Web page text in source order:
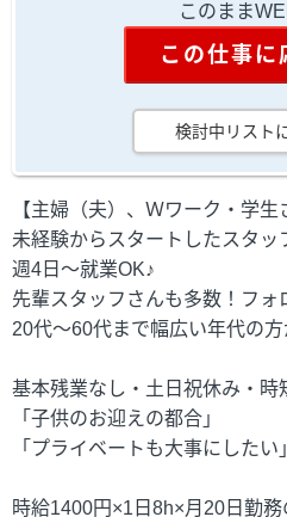
このまま
この仕事に
検討中リスト
【主婦（夫）、Ｗワーク・学生
未経験からスタートしたスタッ
週4日～就業OK♪
先輩スタッフさんも多数！フォ
20代～60代まで幅広い年代の方
基本残業なし・土日祝休み・時
「子供のお迎えの都合」
「プライベートも大事にした
時給1400円×1日8h×月20日勤